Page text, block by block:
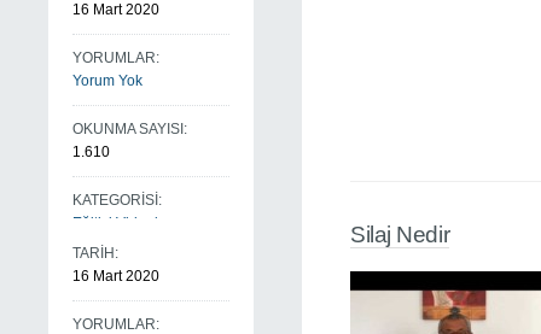
16 Mart 2020
YORUMLAR:
Yorum Yok
OKUNMA SAYISI:
1.610
KATEGORİSİ:
Eğitici Videolarım
TARİH:
16 Mart 2020
YORUMLAR:
Silaj Nedir